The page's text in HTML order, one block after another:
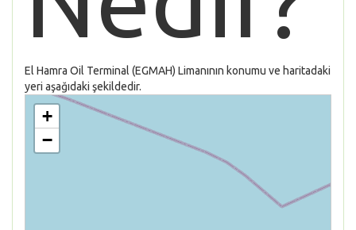
El Hamra Oil Terminal (EGMAH) Limanının konumu ve haritadaki
yeri aşağıdaki şekildedir.
+
−